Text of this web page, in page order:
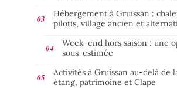
Hébergement à Gruissan :
pilotis, village ancien et
Week-end hors saison : une
sous-estimée
Activités à Gruissan au-delà de
étang, patrimoine et Clape